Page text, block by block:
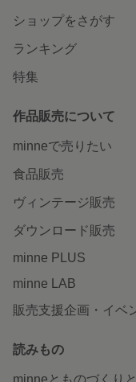
ショップをさがす
ランキング
特集
作品販売について
minneで売りたい
食品販売
ヴィンテージ販売
ダウンロード販売
minne PLUS
minne LAB
販売支援企画・イベ
読みもの
minneとものづくりと